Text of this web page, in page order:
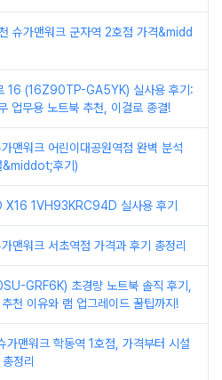
슈가맨워크 군자역 2호점 가격&midd
16 (16Z90TP-GA5YK) 실사용 후기:
업무용 노트북 추천, 이걸로 종결!
맨워크 어린이대공원역점 완벽 분석
후기)
X16 1VH93KRC94D 실사용 후기
맨워크 서초역점 가격과 후기 총정리
GRF6K) 초경량 노트북 솔직 후기,
천 이유와 램 업그레이드 꿀팁까지!
가맨워크 학동역 1호점, 가격부터 시설
정리